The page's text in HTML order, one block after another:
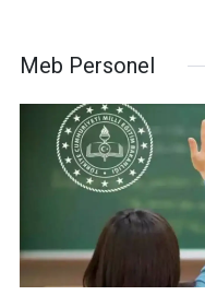
Meb Personel